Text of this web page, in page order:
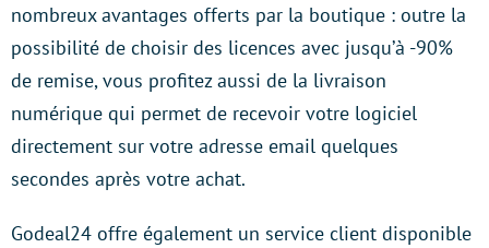
nombreux avantages offerts par la boutique : outre la
possibilité de choisir des licences avec jusqu’à -90%
de remise, vous profitez aussi de la livraison
numérique qui permet de recevoir votre logiciel
directement sur votre adresse email quelques
secondes après votre achat.
Godeal24 offre également un service client disponible